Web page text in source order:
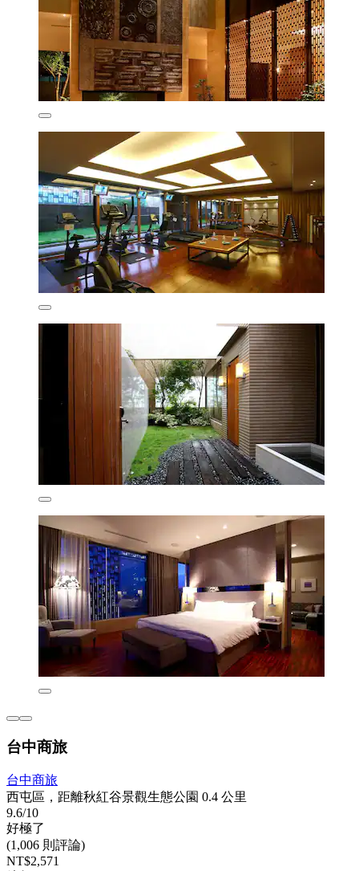
台中商旅
台中商旅
西屯區，距離秋紅谷景觀生態公園 0.4 公里
9.6/10
好極了
(1,006 則評論)
NT$2,571